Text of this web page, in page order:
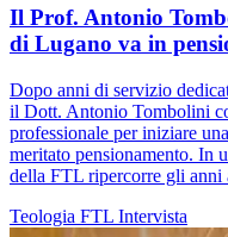
Il Prof. Antonio
di Lugano va in
Dopo anni di servizio
il Dott. Antonio Tombolini
professionale per iniziare
meritato pensionamento. In
della FTL ripercorre gli anni
Teologia FTL Intervista